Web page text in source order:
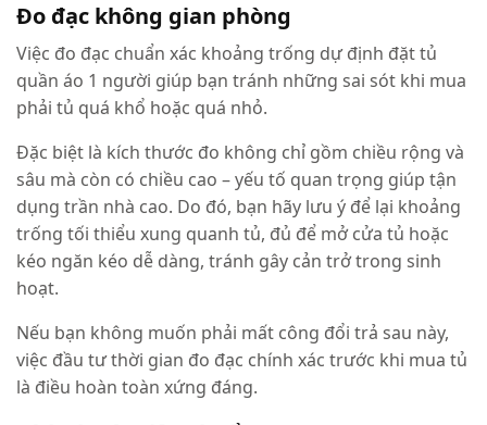
Đo đạc không gian phòng
Việc đo đạc chuẩn xác khoảng trống dự định đặt tủ
quần áo 1 người giúp bạn tránh những sai sót khi mua
phải tủ quá khổ hoặc quá nhỏ.
Đặc biệt là kích thước đo không chỉ gồm chiều rộng và
sâu mà còn có chiều cao – yếu tố quan trọng giúp tận
dụng trần nhà cao. Do đó, bạn hãy lưu ý để lại khoảng
trống tối thiểu xung quanh tủ, đủ để mở cửa tủ hoặc
kéo ngăn kéo dễ dàng, tránh gây cản trở trong sinh
hoạt.
Nếu bạn không muốn phải mất công đổi trả sau này,
việc đầu tư thời gian đo đạc chính xác trước khi mua tủ
là điều hoàn toàn xứng đáng.